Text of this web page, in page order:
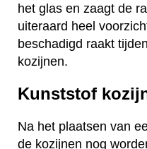
het glas en zaagt de
uiteraard heel
beschadigd raakt
kozijnen.
Kunststof
Na het plaatsen van
de kozijnen nog